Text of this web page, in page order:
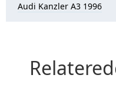
Audi Kanzler A3 1996